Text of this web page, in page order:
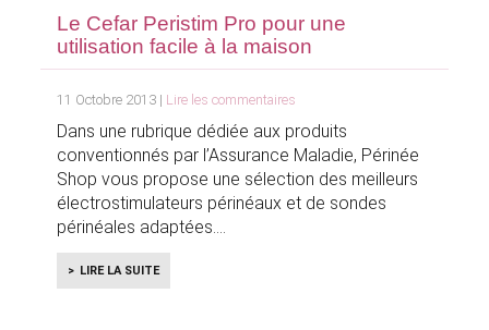
Le Cefar Peristim Pro pour une
utilisation facile à la maison
11 Octobre 2013 | Lire les commentaires
Dans une rubrique dédiée aux produits
conventionnés par l’Assurance Maladie, Périnée
Shop vous propose une sélection des meilleurs
électrostimulateurs périnéaux et de sondes
périnéales adaptées.
LIRE LA SUITE